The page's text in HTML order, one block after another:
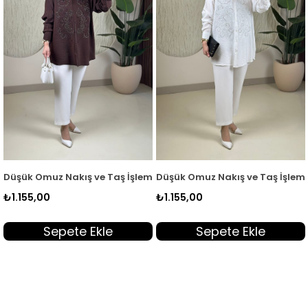
Kadın Tunik Acı Kahve SLN 5455
Düşük Omuz Nakış ve Taş İşlemeli Kadın Tunik Beyaz SLN
₺1.155,00
Sepete Ekle
Tensel Reglan Kol Örgü
₺1.695,00
Sepete Ekle